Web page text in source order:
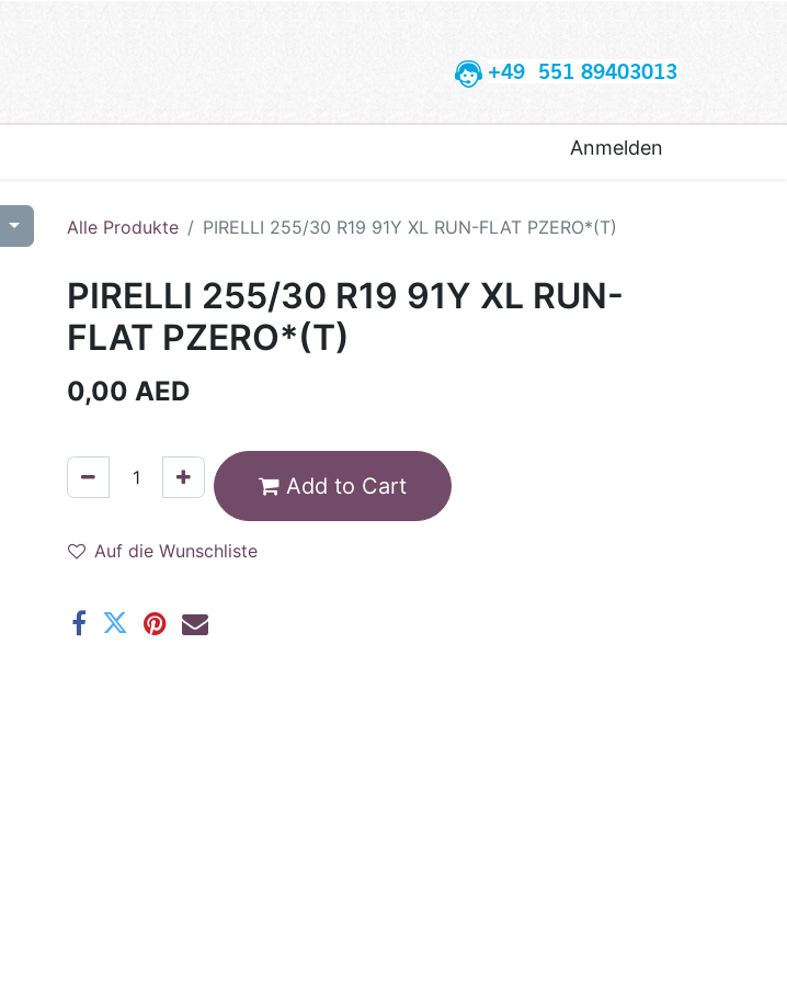
+49 551 89403013
Anmelden
Alle Produkte PIRELLI 255/30 R19 91Y XL RUN-FLAT PZERO*(T)
PIRELLI 255/30 R19 91Y XL RUN-
FLAT PZERO*(T)
0,00 AED
Add to Cart
Auf die Wunschliste